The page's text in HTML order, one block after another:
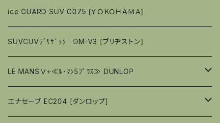
偏平率（％）60
偏平率（％）65
偏平率（％）60
18ｲﾝﾁ
偏平率（％）65
偏平率（％）60
19ｲﾝﾁ
偏平率（％）50
偏平率（％）６５
偏平率（％）８０
偏平率（％）７０
１７インチ
偏平率（％）６５
偏平率（％）６０
１８インチ
偏平率（％）６５
偏平率（％）６０
１９インチ
偏平率（％）５５
偏平率（％）６０
偏平率（％）８０
偏平率（％）７０
１７インチ
偏平率（％）６５
偏平率（％）６０
１８インチ
偏平率（％）６５
偏平率（％）６０
１９インチ
偏平率（％）６０
偏平率（％）70
偏平率（％）65
15ｲﾝﾁ
偏平率（％）65
偏平率（％）60
16ｲﾝﾁ
偏平率（％）65
偏平率（％）60
17ｲﾝﾁ
偏平率（％）60
18ｲﾝﾁ
ice GUARD SUV G075 [ＹＯＫＯＨＡＭＡ]
SUVCUVﾌﾞﾘｻﾞｯｸ DM-V3 [ブリヂストン]
LE MANSⅤ+≪ﾙ･ﾏﾝ5ﾌﾟﾗｽ≫ DUNLOP
14ｲﾝﾁ
エナセーブ EC204 [ダンロップ]